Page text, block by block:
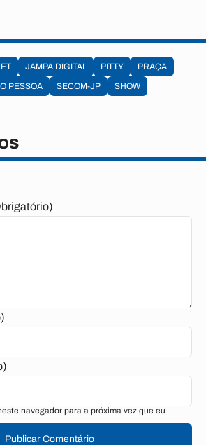
JAMPA DIGITAL PITTY
PRAÇA
PESSOA
SECOM-JP SHOW
navegador para a próxima vez que eu
Publicar Comentário